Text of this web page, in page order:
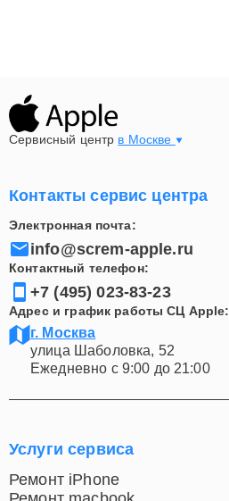
Сервисный центр в Москве
Контакты сервис центра
Электронная почта:
info@screm-apple.ru
Контактный телефон:
+7 (495) 023-83-23
Адрес и график работы СЦ Apple:
г. Москва
улица Шаболовка, 52
Ежедневно с 9:00 до 21:00
Услуги сервиса
Ремонт iPhone